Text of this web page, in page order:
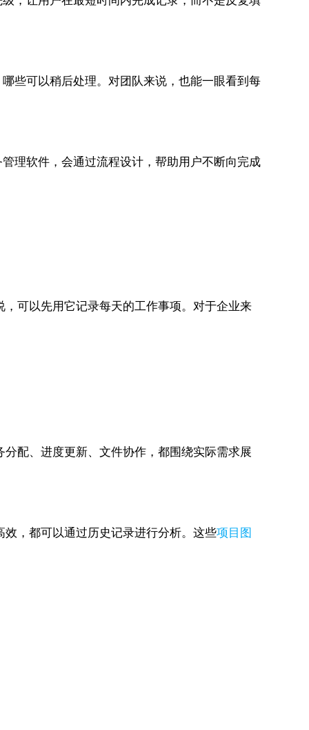
些可以稍后处理。对团队来说，也能一眼看到每
理软件，会通过流程设计，帮助用户不断向完成
可以先用它记录每天的工作事项。对于企业来
配、进度更新、文件协作，都围绕实际需求展
，都可以通过历史记录进行分析。这些项目图